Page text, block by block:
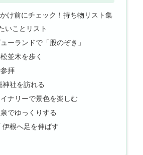
け前にチェック！持ち物リスト集
いことリスト
ーランドで「股のぞき」
並木を歩く
拝
社を訪れる
ナリーで景色を楽しむ
でゆっくりする
根へ足を伸ばす